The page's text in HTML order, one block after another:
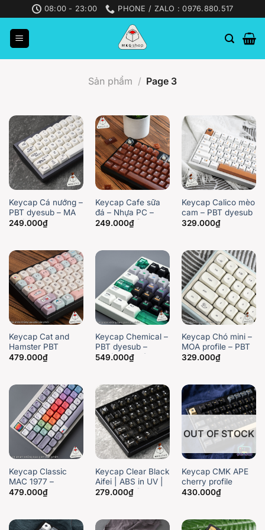
to
content
08:00 - 23:00 PHONE / ZALO : 0976.880.517
Sản phẩm / Page 3
Keycap Cá nướng –
PBT dyesub – MA
profile
249.000₫
Keycap Cafe sữa
đá – Nhựa PC –
Cherry profile
249.000₫
Keycap Calico mèo
cam – PBT dyesub
– cherry
329.000₫
Keycap Cat and
Hamster PBT
Dyesub – MOA
479.000₫
Keycap Chemical –
PBT dyesub –
Xuyên led một
549.000₫
Keycap Chó mini –
MOA profile – PBT
dày in dyesub
329.000₫
Keycap Classic
MAC 1977 –
MacOS – PBT
479.000₫
Keycap Clear Black
Aifei | ABS in UV |
Cherry profile
279.000₫
OUT OF STOCK
Keycap CMK APE
cherry profile
430.000₫